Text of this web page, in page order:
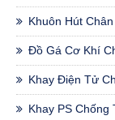
Khuôn Hút
Đồ Gá Cơ Khí
Khay Điện Tử
Khay PS Chống